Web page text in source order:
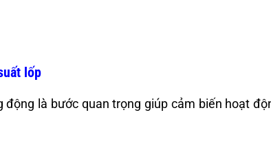
lốp
là bước quan trọng giúp cảm biến hoạt